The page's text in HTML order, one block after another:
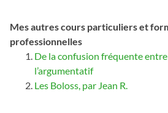
Mes autres cours particuliers et
professionnelles
De la confusion fréquente
l’argumentatif
Les Boloss, par Jean R.